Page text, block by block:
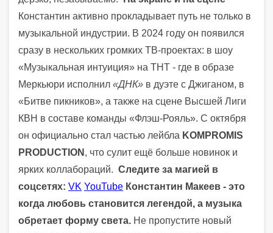
Константин активно прокладывает путь не только в
музыкальной индустрии. В 2024 году он появился
сразу в нескольких громких ТВ-проектах: в шоу
«Музыкальная интуиция» на ТНТ - где в образе
Меркьюри исполнил «ДНК» в дуэте с Джиганом, в
«Битве пикников», а также на сцене Высшей Лиги
КВН в составе команды «Флэш-Рояль». С октября
он официально стал частью лейбла KOMPROMIS
PRODUCTION , что сулит ещё больше новинок и
ярких коллабораций. Следите за магией в
соцсетях: VK YouTube Константин Макеев - это
когда любовь становится легендой, а музыка
обретает форму света. Не пропустите новый